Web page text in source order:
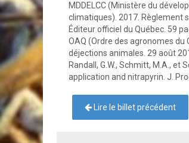
MDDELCC (Ministère du
climatiques). 2017. Règlement
Éditeur officiel du Québec. 59
OAQ (Ordre des agronomes du
déjections animales. 29 août
Randall, G.W., Schmitt, M.A.,
application and nitrapyrin. J.
Lire le billet précédent